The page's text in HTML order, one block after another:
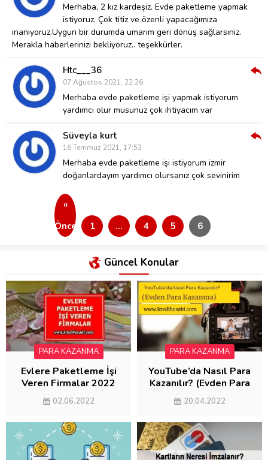
Merhaba, 2 kız kardeşiz. Evde paketleme yapmak
istiyoruz. Çok titiz ve özenli yapacağımıza
inanıyoruz.Uygun bir durumda umarım geri dönüş sağlarsıniz.
Merakla haberlerinizi bekliyoruz.. teşekkürler.
Htc___36
07 Ağustos 2021, 22:26
Merhaba evde paketleme işi yapmak istiyorum
yardımcı olur musunuz çok ihtiyacım var
Süveyla kurt
16 Temmuz 2021, 17:53
Merhaba evde paketleme işi istiyorum izmir
doğanlardayım yardımcı olursanız çok sevinirim
«
Önceki
1 … 4 5 6
Güncel Konular
PARA KAZANMA
Evlere Paketleme İşi
Veren Firmalar 2022
(AYDA 5000 KAZAN)
02.06.2022
PARA KAZANMA
YouTube’da Nasıl Para
Kazanılır? (Evden Para
Kazanma)
20.04.2022